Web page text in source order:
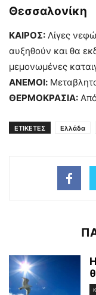
Θεσσαλονίκη
ΚΑΙΡΟΣ: Λίγες
αυξηθούν και θα
μεμονωμένες
ΑΝΕΜΟΙ:
ΘΕΡΜΟΚΡΑΣΙΑ:
ΕΤΙΚΕΤΕΣ Ελλάδα